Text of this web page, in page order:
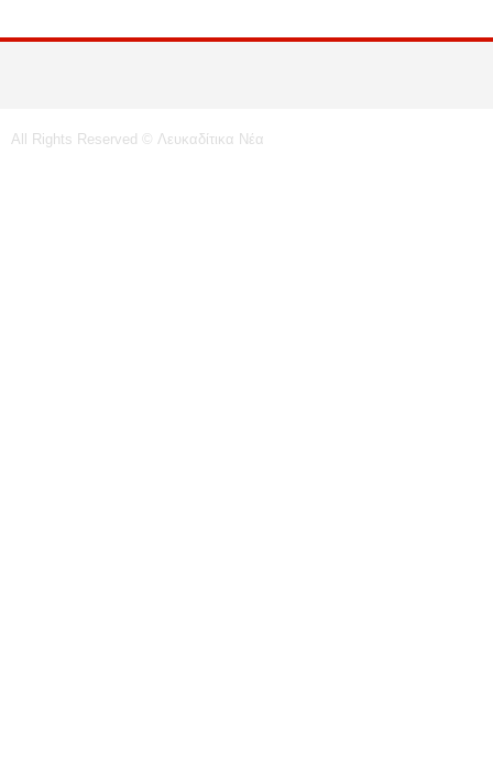
All Rights Reserved © Λευκαδίτικα Νέα